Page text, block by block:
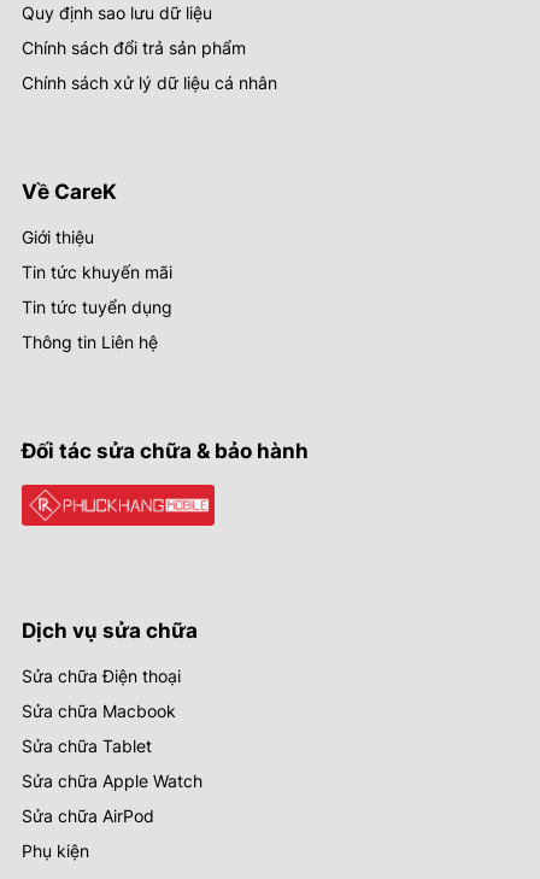
Quy định sao lưu dữ liệu
Chính sách đổi trả sản phẩm
Chính sách xử lý dữ liệu cá nhân
Về CareK
Giới thiệu
Tin tức khuyến mãi
Tin tức tuyển dụng
Thông tin Liên hệ
Đối tác sửa chữa & bảo hành
Dịch vụ sửa chữa
Sửa chữa Điện thoại
Sửa chữa Macbook
Sửa chữa Tablet
Sửa chữa Apple Watch
Sửa chữa AirPod
Phụ kiện